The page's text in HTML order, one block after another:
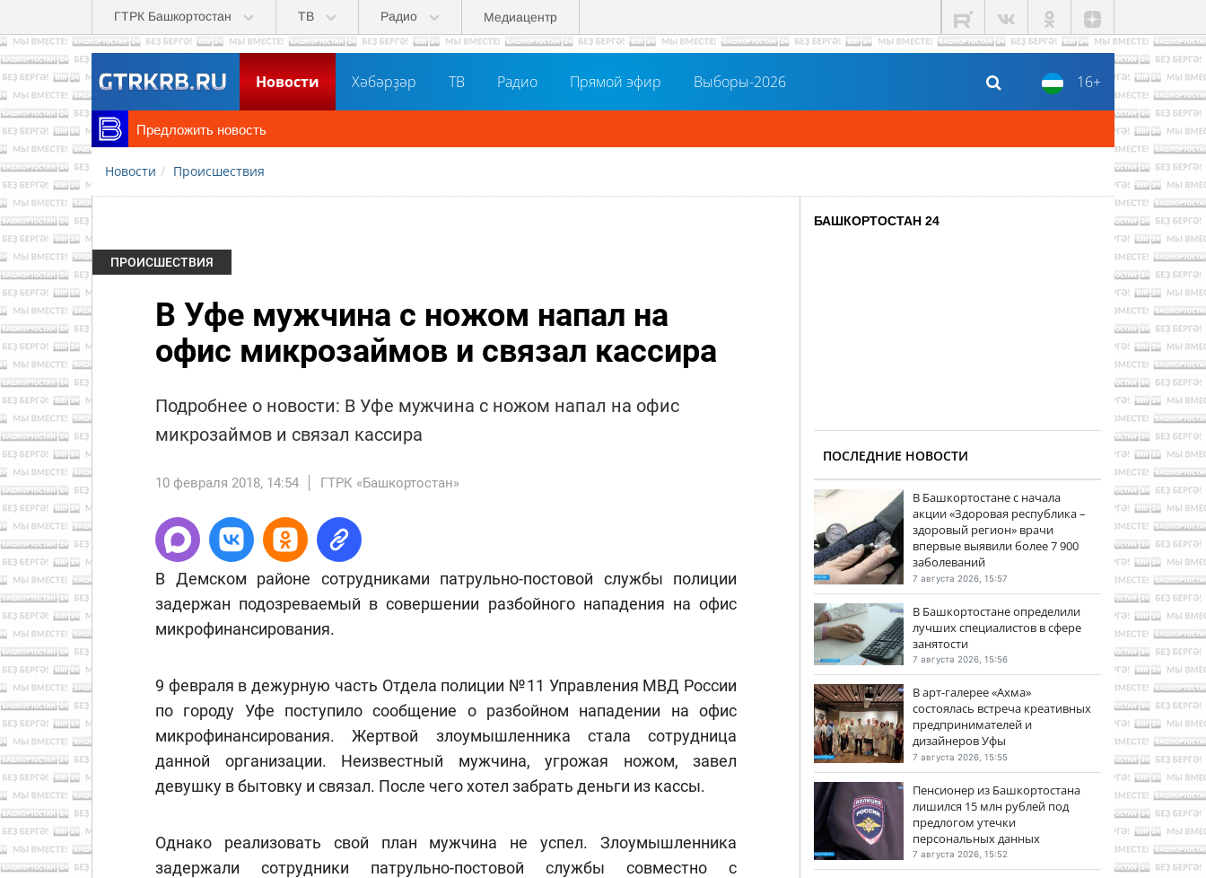
Перейти к основному содержанию
ГТРК Башкортостан ТВ Радио Медиацентр
16+
Новости Хәбәрҙәр ТВ Радио Прямой эфир Выборы-2026
Предложить новость
Новости Происшествия
ПРОИСШЕСТВИЯ
В Уфе мужчина с ножом напал на
офис микрозаймов и связал кассира
Подробнее о новости: В Уфе мужчина с ножом напал на офис
микрозаймов и связал кассира
10 февраля 2018, 14:54 ГТРК «Башкортостан»
В Демском районе сотрудниками патрульно-постовой службы полиции
задержан подозреваемый в совершении разбойного нападения на офис
микрофинансирования.
9 февраля в дежурную часть Отдела полиции №11 Управления МВД России
по городу Уфе поступило сообщение о разбойном нападении на офис
микрофинансирования. Жертвой злоумышленника стала сотрудница
данной организации. Неизвестный мужчина, угрожая ножом, завел
девушку в бытовку и связал. После чего хотел забрать деньги из кассы.
Однако реализовать свой план мужчина не успел. Злоумышленника
задержали сотрудники патрульно-постовой службы совместно с
БАШКОРТОСТАН 24
ПОСЛЕДНИЕ НОВОСТИ
В Башкортостане с начала
акции «Здоровая республика –
здоровый регион» врачи
впервые выявили более 7 900
заболеваний
7 августа 2026, 15:57
В Башкортостане определили
лучших специалистов в сфере
занятости
7 августа 2026, 15:56
В арт-галерее «Ахма»
состоялась встреча креативных
предпринимателей и
дизайнеров Уфы
7 августа 2026, 15:55
Пенсионер из Башкортостана
лишился 15 млн рублей под
предлогом утечки
персональных данных
7 августа 2026, 15:52